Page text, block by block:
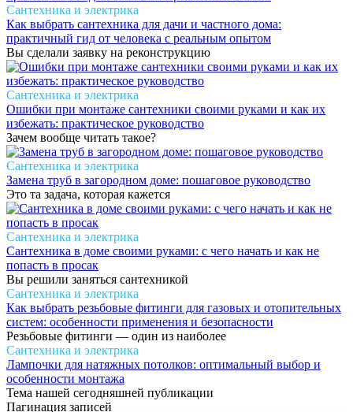
Сантехника и электрика
Как выбрать сантехника для дачи и частного дома:
практичный гид от человека с реальным опытом
Вы сделали заявку на реконструкцию
Сантехника и электрика
Ошибки при монтаже сантехники своими руками и как их
избежать: практическое руководство
Зачем вообще читать такое?
Сантехника и электрика
Замена труб в загородном доме: пошаговое руководство
Это та задача, которая кажется
Сантехника и электрика
Сантехника в доме своими руками: с чего начать и как не
попасть в просак
Вы решили заняться сантехникой
Сантехника и электрика
Как выбрать резьбовые фитинги для газовых и отопительных
систем: особенности применения и безопасности
Резьбовые фитинги — один из наиболее
Сантехника и электрика
Лампочки для натяжных потолков: оптимальный выбор и
особенности монтажа
Тема нашей сегодняшней публикации
Пагинация записей